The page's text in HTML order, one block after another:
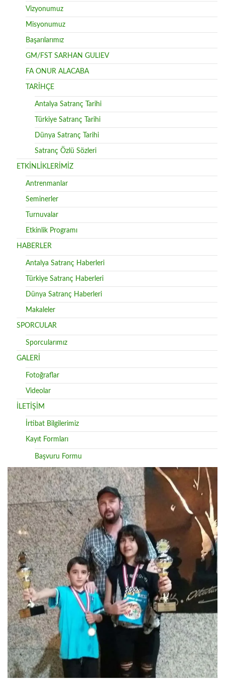
Vizyonumuz
Misyonumuz
Başarılarımız
GM/FST SARHAN GULIEV
FA ONUR ALACABA
TARİHÇE
Antalya Satranç Tarihi
Türkiye Satranç Tarihi
Dünya Satranç Tarihi
Satranç Özlü Sözleri
ETKİNLİKLERİMİZ
Antrenmanlar
Seminerler
Turnuvalar
Etkinlik Programı
HABERLER
Antalya Satranç Haberleri
Türkiye Satranç Haberleri
Dünya Satranç Haberleri
Makaleler
SPORCULAR
Sporcularımız
GALERİ
Fotoğraflar
Videolar
İLETİŞİM
İrtibat Bilgilerimiz
Kayıt Formları
Başvuru Formu